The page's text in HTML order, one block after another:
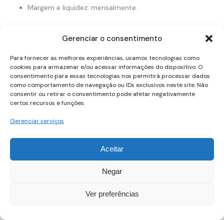
Gerenciar o consentimento
Para fornecer as melhores experiências, usamos tecnologias como
cookies para armazenar e/ou acessar informações do dispositivo. O
consentimento para essas tecnologias nos permitirá processar dados
como comportamento de navegação ou IDs exclusivos neste site. Não
consentir ou retirar o consentimento pode afetar negativamente
certos recursos e funções.
Gerenciar serviços
Aceitar
Negar
Ver preferências
Margem e liquidez: mensalmente.
(ver todo mês)
Fluxo de Caixa Operacional.
Margem EBITDA / Margem Líquida.
Liquidez Corrente.
Recebíveis a receber (dias).